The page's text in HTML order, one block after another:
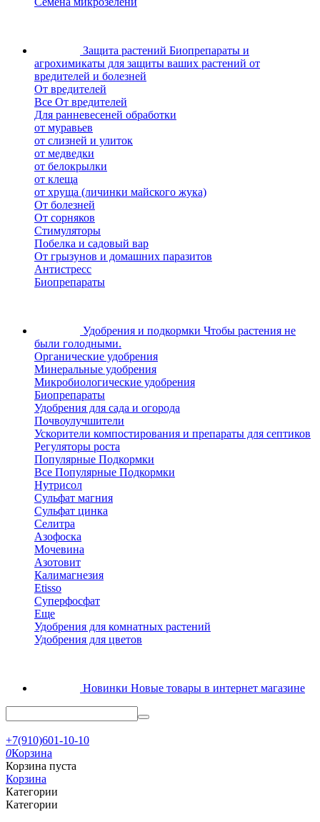
Защита растений Биопрепараты и
агрохимикаты для защиты ваших растений от
вредителей и болезней
От вредителей
Все От вредителей
Для ранневесеней обработки
от муравьев
от слизней и улиток
от медведки
от белокрылки
от клеща
от хруща (личинки майского жука)
От болезней
От сорняков
Стимуляторы
Побелка и садовый вар
От грызунов и домашних паразитов
Антистресс
Биопрепараты
Удобрения и подкормки Чтобы растения не
были голодными.
Органические удобрения
Минеральные удобрения
Микробиологические удобрения
Биопрепараты
Удобрения для сада и огорода
Почвоулучшители
Ускорители компостирования и препараты для септиков
Регуляторы роста
Популярные Подкормки
Все Популярные Подкормки
Нутрисол
Сульфат магния
Сульфат цинка
Селитра
Азофоска
Мочевина
Азотовит
Калимагнезия
Etisso
Суперфосфат
Еще
Удобрения для комнатных растений
Удобрения для цветов
Новинки Новые товары в интернет магазине
+7(910)601-10-10
0Корзина
Корзина пуста
Корзина
Категории
Категории